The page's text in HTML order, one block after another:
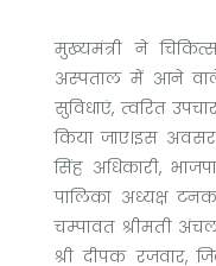
मुख्यमंत्री ने
अस्पताल में आने
सुविधाएं, त्वरित
किया जाए।इस
सिंह अधिकारी,
पालिका अध्यक्ष
चम्पावत श्रीमती
श्री दीपक रजवार,